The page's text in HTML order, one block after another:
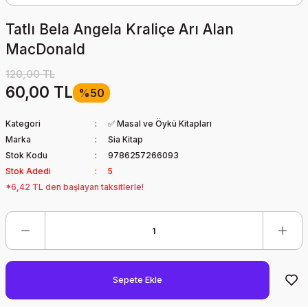
Tatlı Bela Angela Kraliçe Arı Alan
MacDonald
120,00 TL
60,00 TL %50
Kategori
✅ Masal ve Öykü Kitapları
Marka
Sia Kitap
Stok Kodu
9786257266093
Stok Adedi
5
*6,42 TL den başlayan taksitlerle!
Sepete Ekle